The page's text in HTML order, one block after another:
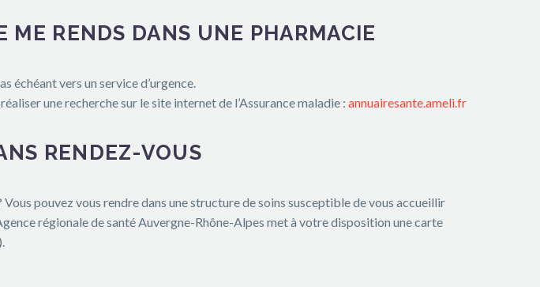
ME RENDS DANS UNE PHARMACIE
échéant vers un service d’urgence.
une recherche sur le site internet de l’Assurance maladie : annuairesante.ameli.fr
RENDEZ-VOUS
pouvez vous rendre dans une structure de soins susceptible de vous accueillir
régionale de santé Auvergne-Rhône-Alpes met à votre disposition une carte